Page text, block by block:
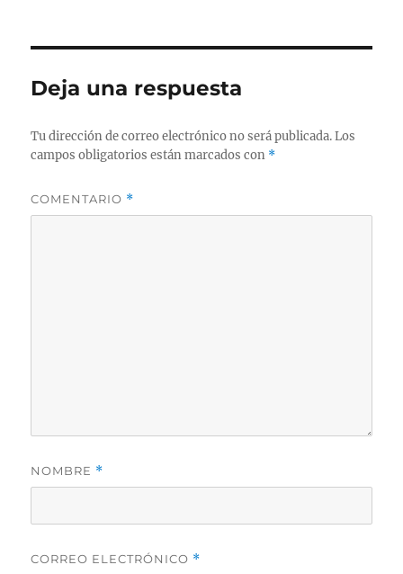
Deja una respuesta
Tu dirección de correo electrónico no será publicada. Los
campos obligatorios están marcados con *
COMENTARIO *
NOMBRE *
CORREO ELECTRÓNICO *